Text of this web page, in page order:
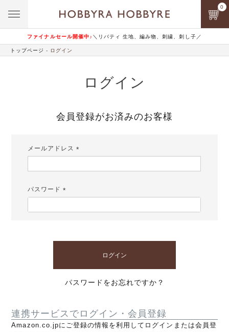
ファイナルセール開催中♪ ＼リバティ 生地、編み物、刺繍、刺し子／
0
トップページ ログイン
ログイン
会員登録がお済みのお客様
メールアドレス
パスワード
ログイン
パスワードをお忘れですか？
連携サービスでログイン・会員登録
Amazon.co.jpにご登録の情報を利用してログインまたは会員登